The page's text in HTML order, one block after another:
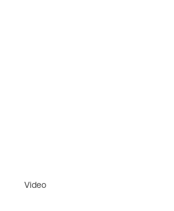
Video